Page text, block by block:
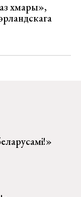
хмары»,